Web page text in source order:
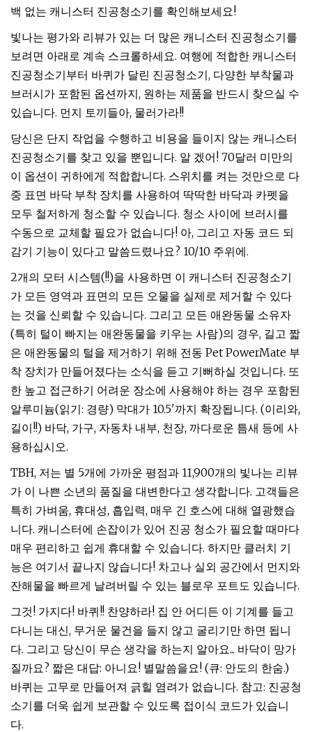
백 없는 캐니스터 진공청소기를 확인해보세요!
빛나는 평가와 리뷰가 있는 더 많은 캐니스터 진공청소기를
보려면 아래로 계속 스크롤하세요. 여행에 적합한 캐니스터
진공청소기부터 바퀴가 달린 진공청소기, 다양한 부착물과
브러시가 포함된 옵션까지, 원하는 제품을 반드시 찾으실 수
있습니다. 먼지 토끼들아, 물러가라!!
당신은 단지 작업을 수행하고 비용을 들이지 않는 캐니스터
진공청소기를 찾고 있을 뿐입니다. 알 겠어! 70달러 미만의
이 옵션이 귀하에게 적합합니다. 스위치를 켜는 것만으로 다
중 표면 바닥 부착 장치를 사용하여 딱딱한 바닥과 카펫을
모두 철저하게 청소할 수 있습니다. 청소 사이에 브러시를
수동으로 교체할 필요가 없습니다! 아, 그리고 자동 코드 되
감기 기능이 있다고 말씀드렸나요? 10/10 주위에.
2개의 모터 시스템(!!)을 사용하면 이 캐니스터 진공청소기
가 모든 영역과 표면의 모든 오물을 실제로 제거할 수 있다
는 것을 신뢰할 수 있습니다. 그리고 모든 애완동물 소유자
(특히 털이 빠지는 애완동물을 키우는 사람)의 경우, 길고 짧
은 애완동물의 털을 제거하기 위해 전동 Pet PowerMate 부
착 장치가 만들어졌다는 소식을 듣고 기뻐하실 것입니다. 또
한 높고 접근하기 어려운 장소에 사용해야 하는 경우 포함된
알루미늄(읽기: 경량) 막대가 10.5'까지 확장됩니다. (이리와,
길이!!) 바닥, 가구, 자동차 내부, 천장, 까다로운 틈새 등에 사
용하십시오.
TBH, 저는 별 5개에 가까운 평점과 11,900개의 빛나는 리뷰
가 이 나쁜 소년의 품질을 대변한다고 생각합니다. 고객들은
특히 가벼움, 휴대성, 흡입력, 매우 긴 호스에 대해 열광했습
니다. 캐니스터에 손잡이가 있어 진공 청소가 필요할 때마다
매우 편리하고 쉽게 휴대할 수 있습니다. 하지만 클러치 기
능은 여기서 끝나지 않습니다! 차고나 실외 공간에서 먼지와
잔해물을 빠르게 날려버릴 수 있는 블로우 포트도 있습니다.
그것! 가지다! 바퀴!! 찬양하라! 집 안 어디든 이 기계를 들고
다니는 대신, 무거운 물건을 들지 않고 굴리기만 하면 됩니
다. 그리고 당신이 무슨 생각을 하는지 알아요... 바닥이 망가
질까요? 짧은 대답: 아니요! 별말씀을요! (큐: 안도의 한숨.)
바퀴는 고무로 만들어져 긁힐 염려가 없습니다. 참고: 진공청
소기를 더욱 쉽게 보관할 수 있도록 접이식 코드가 있습니
다.